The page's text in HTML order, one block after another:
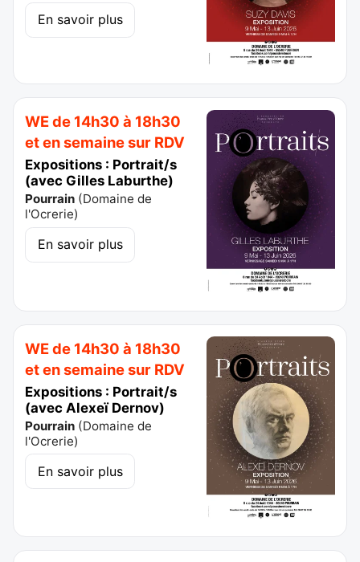
En savoir plus
WE de 14h30 à 18h30
et en semaine sur RDV
Expositions : Portrait/s
(avec Gilles Laburthe)
Pourrain (Domaine de
l'Ocrerie)
En savoir plus
WE de 14h30 à 18h30
et en semaine sur RDV
Expositions : Portrait/s
(avec Alexeï Dernov)
Pourrain (Domaine de
l'Ocrerie)
En savoir plus